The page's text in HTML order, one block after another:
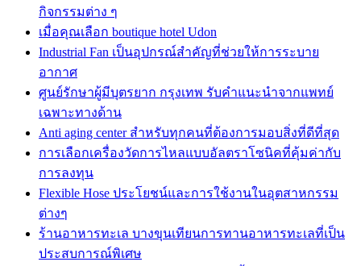
กิจกรรมต่าง ๆ
เมื่อคุณเลือก boutique hotel Udon
Industrial Fan เป็นอุปกรณ์สำคัญที่ช่วยให้การระบาย
อากาศ
ศูนย์รักษาผู้มีบุตรยาก กรุงเทพ รับคำแนะนำจากแพทย์
เฉพาะทางด้าน
Anti aging center สำหรับทุกคนที่ต้องการมอบสิ่งที่ดีที่สุด
การเลือกเครื่องวัดการไหลแบบอัลตราโซนิคที่คุ้มค่ากับ
การลงทุน
Flexible Hose ประโยชน์และการใช้งานในอุตสาหกรรม
ต่างๆ
ร้านอาหารทะเล บางขุนเทียนการทานอาหารทะเลที่เป็น
ประสบการณ์พิเศษ